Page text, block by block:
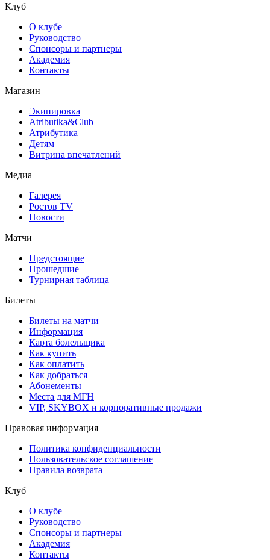
Клуб
О клубе
Руководство
Спонсоры и партнеры
Академия
Контакты
Магазин
Экипировка
Atributika&Club
Атрибутика
Детям
Витрина впечатлений
Медиа
Галерея
Ростов TV
Новости
Матчи
Предстоящие
Прошедшие
Турнирная таблица
Билеты
Билеты на матчи
Информация
Карта болельщика
Как купить
Как оплатить
Как добраться
Абонементы
Места для МГН
VIP, SKYBOX и корпоративные продажи
Правовая информация
Политика конфиденциальности
Пользовательское соглашение
Правила возврата
Клуб
О клубе
Руководство
Спонсоры и партнеры
Академия
Контакты